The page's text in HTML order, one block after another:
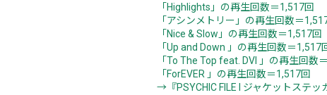
「Highlights」の再生回数＝1,517回
「アシンメトリー」の再生回数＝
「Nice & Slow」の再生回数＝1,517回
「Up and Down 」の再生回数＝1,517
「To The Top feat. DVI 」の再生回数
「ForEVER 」の再生回数＝1,517回
→『PSYCHIC FILE I ジャケットステッ